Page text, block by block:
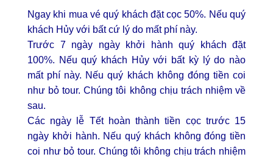
Ngay khi mua vé quý khách đặt cọc 50%. Nếu quý
khách Hủy với bất cứ lý do mất phí này.
Trước 7 ngày ngày khởi hành quý khách đặt
100%. Nếu quý khách Hủy với bất kỳ lý do nào
mất phí này. Nếu quý khách không đóng tiền coi
như bỏ tour. Chúng tôi không chịu trách nhiệm về
sau.
Các ngày lễ Tết hoàn thành tiền cọc trước 15
ngày khởi hành. Nếu quý khách không đóng tiền
coi như bỏ tour. Chúng tôi không chịu trách nhiệm